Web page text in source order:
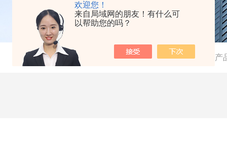
欢迎您！
来自局域网的朋友！有什么可
以帮助您的吗？
当前位置：首页 产